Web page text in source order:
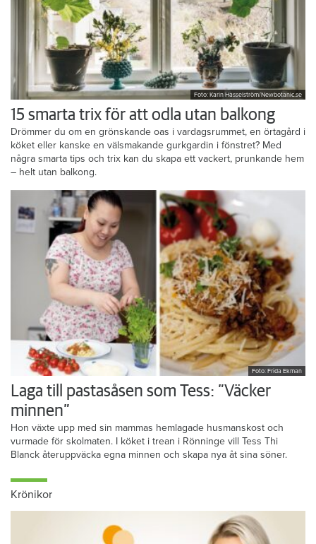
Foto: Karin Hasselström/Newbotanic.se
15 smarta trix för att odla utan balkong
Drömmer du om en grönskande oas i vardagsrummet, en örtagård i
köket eller kanske en välsmakande gurkgardin i fönstret? Med
några smarta tips och trix kan du skapa ett vackert, prunkande hem
– helt utan balkong.
Foto: Frida Ekman
Laga till pastasåsen som Tess: ”Väcker
minnen”
Hon växte upp med sin mammas hemlagade husmanskost och
vurmade för skolmaten. I köket i trean i Rönninge vill Tess Thi
Blanck återuppväcka egna minnen och skapa nya åt sina söner.
Krönikor